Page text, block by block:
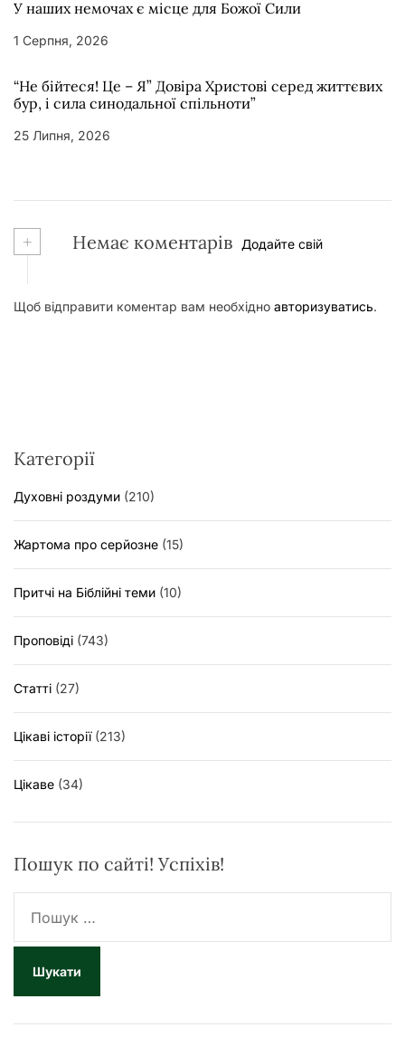
У наших немочах є місце для Божої Сили
1 Серпня, 2026
“Не бійтеся! Це – Я” Довіра Христові серед життєвих
бур, і сила синодальної спільноти”
25 Липня, 2026
+ Немає коментарів Додайте свій
Щоб відправити коментар вам необхідно авторизуватись.
Категорії
Духовні роздуми (210)
Жартома про серйозне (15)
Притчі на Біблійні теми (10)
Проповіді (743)
Статті (27)
Цікаві історії(213)
Цікаве (34)
Пошук по сайті! Успіхів!
ш
к